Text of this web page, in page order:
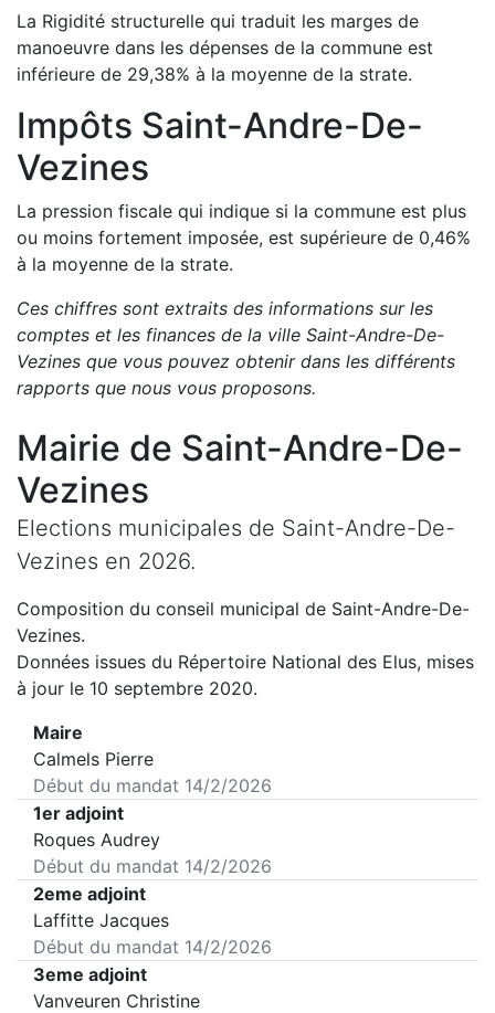
La Rigidité structurelle qui traduit les marges de
manoeuvre dans les dépenses de la commune est
inférieure de 29,38% à la moyenne de la strate.
Impôts Saint-Andre-De-
Vezines
La pression fiscale qui indique si la commune est plus
ou moins fortement imposée, est supérieure de 0,46%
à la moyenne de la strate.
Ces chiffres sont extraits des informations sur les
comptes et les finances de la ville Saint-Andre-De-
Vezines que vous pouvez obtenir dans les différents
rapports que nous vous proposons.
Mairie de Saint-Andre-De-
Vezines
Elections municipales de Saint-Andre-De-
Vezines en 2026.
Composition du conseil municipal de Saint-Andre-De-
Vezines.
Données issues du Répertoire National des Elus, mises
à jour le 10 septembre 2020.
Maire
Calmels Pierre
Début du mandat 14/2/2026
1er adjoint
Roques Audrey
Début du mandat 14/2/2026
2eme adjoint
Laffitte Jacques
Début du mandat 14/2/2026
3eme adjoint
Vanveuren Christine